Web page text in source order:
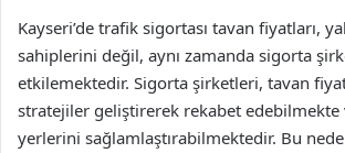
Kayseri’de trafik sigortası tavan fiyatları,
sahiplerini değil, aynı zamanda sigorta
etkilemektedir. Sigorta şirketleri, tavan
stratejiler geliştirerek rekabet edebilmekte
yerlerini sağlamlaştırabilmektedir. Bu